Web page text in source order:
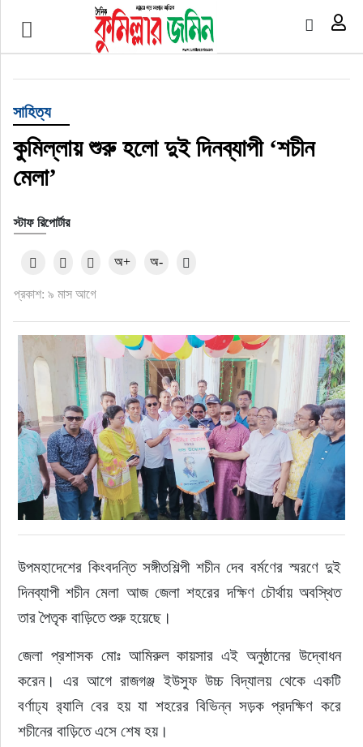
প্রচ্ছদ
আর্ন্তজাতিক
অর্থনীতি
বৃহত্তর কুমিল্লা
বৃহত্তর নোয়াখালী
খেলাধুলা
রাজনীতি
নির্বাচন
আলোচিত সংবাদ
ই-পেপার
অন্যান্য
সাহিত্য
কুমিল্লায় শুরু হলো দুই দিনব্যাপী ‘শচীন
মেলা’
স্টাফ রিপোর্টার
প্রকাশ: ৯ মাস আগে
অ+ অ-
উপমহাদেশের কিংবদন্তি সঙ্গীতশিল্পী শচীন দেব বর্মণের স্মরণে দুই
দিনব্যাপী শচীন মেলা আজ জেলা শহরের দক্ষিণ চৌর্থায় অবস্থিত
তার পৈতৃক বাড়িতে শুরু হয়েছে।
জেলা প্রশাসক মোঃ আমিরুল কায়সার এই অনুষ্ঠানের উদ্বোধন
করেন। এর আগে রাজগঞ্জ ইউসুফ উচ্চ বিদ্যালয় থেকে একটি
বর্ণাঢ্য র‍্যালি বের হয় যা শহরের বিভিন্ন সড়ক প্রদক্ষিণ করে
শচীনের বাড়িতে এসে শেষ হয়।